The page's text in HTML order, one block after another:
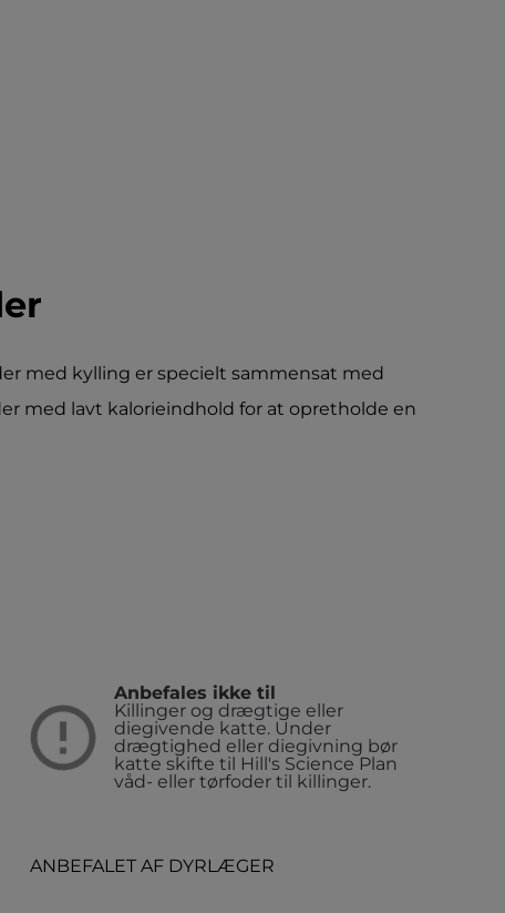
med kylling er specielt sammensat med
med lavt kalorieindhold for at opretholde en
Anbefales ikke til
Killinger og drægtige eller
diegivende katte. Under
drægtighed eller diegivning bør
katte skifte til Hill's Science Plan
våd- eller tørfoder til killinger.
ANBEFALET AF DYRLÆGER